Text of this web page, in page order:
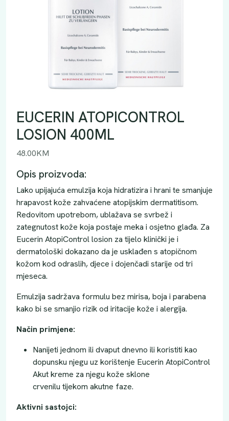
EUCERIN ATOPICONTROL
LOSION 400ML
48.00KM
Opis proizvoda:
Lako upijajuća emulzija koja hidratizira i hrani te smanjuje
hrapavost kože zahvaćene atopijskim dermatitisom.
Redovitom upotrebom, ublažava se svrbež i
zategnutost kože koja postaje meka i osjetno glađa. Za
Eucerin AtopiControl losion za tijelo klinički je i
dermatološki dokazano da je usklađen s atopičnom
kožom kod odraslih, djece i dojenčadi starije od tri
mjeseca.
Emulzija sadržava formulu bez mirisa, boja i parabena
kako bi se smanjio rizik od iritacije kože i alergija.
Način primjene:
Nanijeti jednom ili dvaput dnevno ili koristiti kao
dopunsku njegu uz korištenje Eucerin AtopiControl
Akut kreme za njegu kože sklone
crvenilu tijekom akutne faze.
Aktivni sastojci: